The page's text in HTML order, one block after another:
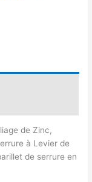
de Zinc,
à Levier de
de serrure en